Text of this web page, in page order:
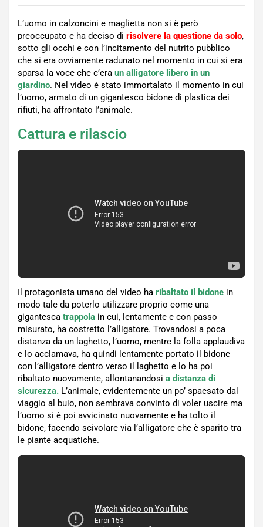
L’uomo in calzoncini e maglietta non si è però
preoccupato e ha deciso di risolvere la questione da solo,
sotto gli occhi e con l’incitamento del nutrito pubblico
che si era ovviamente radunato nel momento in cui si era
sparsa la voce che c’era un alligatore libero in un
giardino. Nel video è stato immortalato il momento in cui
l’uomo, armato di un gigantesco bidone di plastica dei
rifiuti, ha affrontato l’animale.
Cattura e rilascio
Il protagonista umano del video ha ribaltato il bidone in
modo tale da poterlo utilizzare proprio come una
gigantesca trappola in cui, lentamente e con passo
misurato, ha costretto l’alligatore. Trovandosi a poca
distanza da un laghetto, l’uomo, mentre la folla applaudiva
e lo acclamava, ha quindi lentamente portato il bidone
con l’alligatore dentro verso il laghetto e lo ha poi
ribaltato nuovamente, allontanandosi a distanza di
sicurezza. L’animale, evidentemente un po’ spaesato dal
viaggio al buio, non sembrava convinto di voler uscire ma
l’uomo si è poi avvicinato nuovamente e ha tolto il
bidone, facendo scivolare via l’alligatore che è sparito tra
le piante acquatiche.